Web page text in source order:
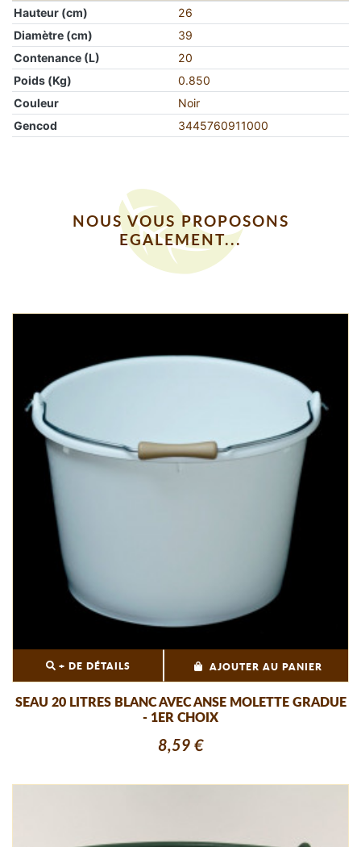
Hauteur (cm)
26
Diamètre (cm)
39
Contenance (L)
20
Poids (Kg)
0.850
Couleur
Noir
Gencod
3445760911000
NOUS VOUS PROPOSONS
EGALEMENT...
+ DE DÉTAILS AJOUTER AU PANIER
SEAU 20 LITRES BLANC AVEC ANSE MOLETTE GRADUE
- 1ER CHOIX
8,59 €